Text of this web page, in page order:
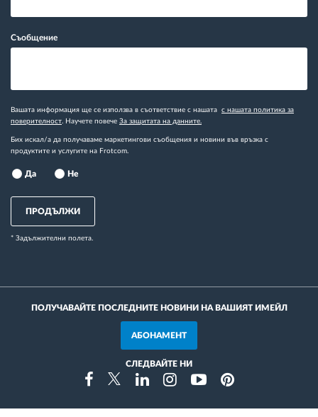
Съобщение
Вашата информация ще се използва в съответствие с нашата с нашата политика за
поверителност . Научете повече За защитата на данните.
Бих искал/а да получаваме маркетингови съобщения и новини във връзка с
продуктите и услугите на Frotcom.
Да Не
ПРОДЪЛЖИ
* Задължителни полета.
ПОЛУЧАВАЙТЕ ПОСЛЕДНИТЕ НОВИНИ НА ВАШИЯТ ИМЕЙЛ
АБОНАМЕНТ
СЛЕДВАЙТЕ НИ
FacebookTwitterLinkedinInstragramYoutubePinterest